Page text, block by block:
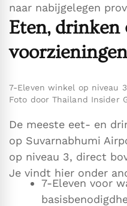
naar nabijgelegen
Eten, drinken
7-Eleven winkel op niveau
Foto door Thailand Insider
De meeste eet- en
op Suvarnabhumi
op niveau 3, direct
Je vindt hier onder
7-Eleven voor